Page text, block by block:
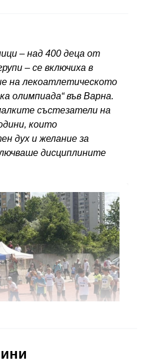
– над 400 деца от
– се включиха в
на лекоатлетическото
олимпиада“ във Варна.
състезатели на
които
дух и желание за
дисциплините